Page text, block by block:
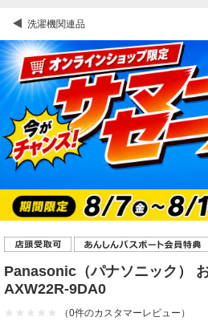
洗濯機関連品
Panasonic（パナソニック）
AXW22R-9DA0
（0件のカスタマーレビュー）